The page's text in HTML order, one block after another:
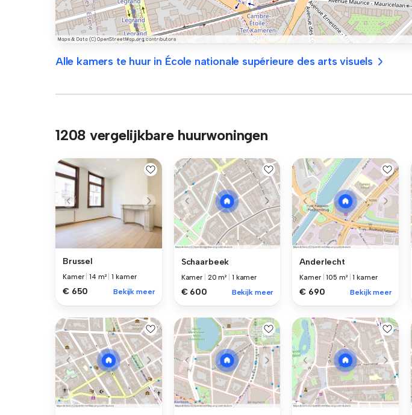
Alle kamers te huur in École nationale supérieure des arts visuels
1208 vergelijkbare huurwoningen
Brussel
Kamer |14 m² |1 kamer
€ 650 Bekijk meer
Schaarbeek
Kamer 20 m² 1 kamer
€ 600 Bekijk meer
Anderlecht
Kamer |105 m² |1 kamer
€ 690 Bekijk meer